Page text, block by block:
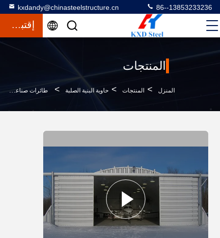
kxdandy@chinasteelstructure.cn 86--13853233236
إقتباس
المنتجات
المنزل > المنتجات > حاوية البنية الصلبة > طائرات صناعية تم تصميمها مسبقاً حاويات طائرات H حزمة الفولاذ حاوية طائرات مع باب